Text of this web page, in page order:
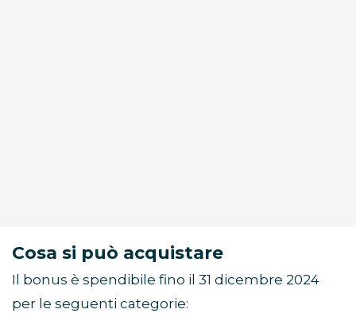
Cosa si può acquistare
Il bonus è spendibile fino il 31 dicembre 2024
per le seguenti categorie: